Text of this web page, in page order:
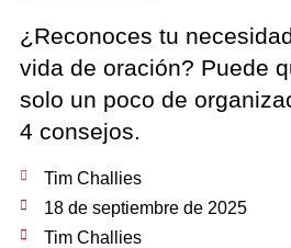
¿Reconoces tu
vida de oración? Puede
solo un poco de
4 consejos.
Tim Challies
18 de septiembre de 2025
Tim Challies